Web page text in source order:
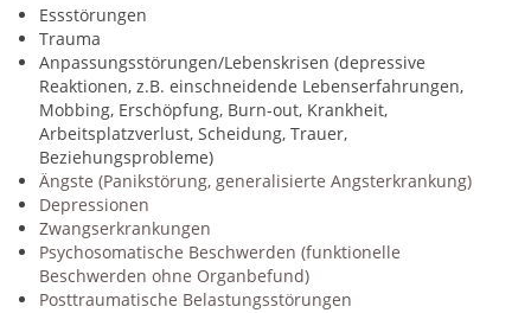
Essstörungen
Trauma
Anpassungsstörungen/Lebenskrisen (depressive
Reaktionen, z.B. einschneidende Lebenserfahrungen,
Mobbing, Erschöpfung, Burn-out, Krankheit,
Arbeitsplatzverlust, Scheidung, Trauer,
Beziehungsprobleme)
Ängste (Panikstörung, generalisierte Angsterkrankung)
Depressionen
Zwangserkrankungen
Psychosomatische Beschwerden (funktionelle
Beschwerden ohne Organbefund)
Posttraumatische Belastungsstörungen